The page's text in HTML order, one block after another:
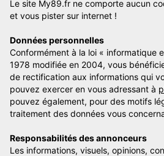
Le site My89.fr ne comporte aucun
et vous pister sur internet !
Données personnelles
Conformément à la loi « informatique
1978 modifiée en 2004, vous
de rectification aux informations qui
pouvez exercer en vous adressant à
pouvez également, pour des motifs
traitement des données vous
Responsabilités des annonceurs
Les informations, visuels, opinions,